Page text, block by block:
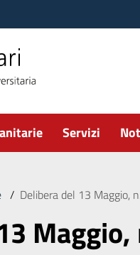
Servizi
/ Delibera del 13 Maggio,